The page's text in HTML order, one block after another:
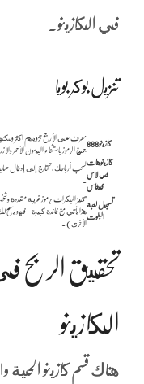
في الكازينو.
تنزيل بوكر بويا
كازينو888
معرف على الأرجح تزويدهم أكثر
جميع الرموز باستثناء البيسون الأحمر
كازينوهات
في لاس
فيغاس
لسحب أرباحك, تحتاج إلى إدخال
تسجيل لعبة
البلوت
تتميز البكرات برموز غريبة
هذا يأتي مع فائدة كبيرة – فهو يسمح
الأخرى) .
تحقيق الربح
الكازينو
هناك قسم كازينو